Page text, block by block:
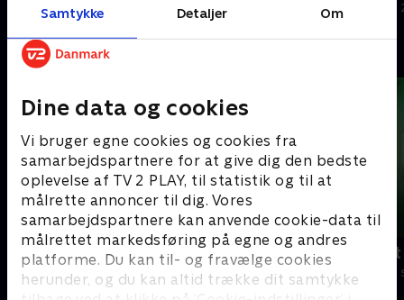
Samtykke Detaljer Om
Dine data og cookies
Vi bruger egne cookies og cookies fra
samarbejdspartnere for at give dig den bedste
oplevelse af TV 2 PLAY, til statistik og til at
målrette annoncer til dig. Vores
samarbejdspartnere kan anvende cookie-data til
målrettet markedsføring på egne og andres
platforme. Du kan til- og fravælge cookies
herunder, og du kan altid trække dit samtykke
og Annette Heick.
26. november 2018 • 29 min
krejlerdysten.
27. november 2018 • 29 min
Andre så også
Krejlerkongen
Quiz-shows • 21 sæsoner
Ordet er mit
Quiz-shows •